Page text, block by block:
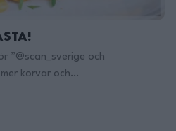
”@scan_sverige och
korvar och